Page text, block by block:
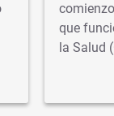
que
la Salud